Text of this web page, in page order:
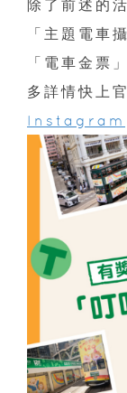
除了前述的
「主題電車
「電車金票
多詳情快上
Instagram